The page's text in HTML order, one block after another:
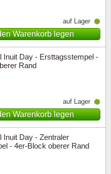
auf Lager
Warenkorb legen
Inuit Day - Ersttagsstempel -
Rand
auf Lager
Warenkorb legen
Inuit Day - Zentraler
- 4er-Block oberer Rand